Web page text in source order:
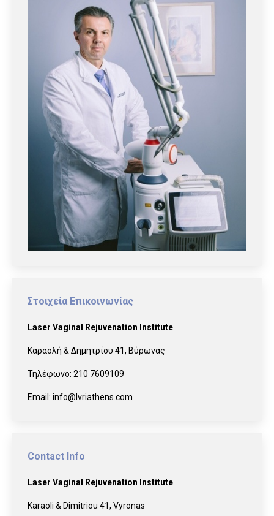
Στοιχεία Επικοινωνίας
Laser Vaginal Rejuvenation Institute
Καραολή & Δημητρίου 41, Βύρωνας
Τηλέφωνο: 210 7609109
Email: info@lvriathens.com
Contact Info
Laser Vaginal Rejuvenation Institute
Karaoli & Dimitriou 41, Vyronas